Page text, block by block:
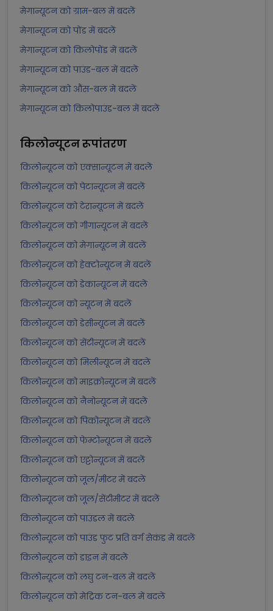
मेगान्यूटन को ग्राम-बल में बदलें
मेगान्यूटन को पोंड में बदलें
मेगान्यूटन को किलोपोंड में बदलें
मेगान्यूटन को पाउंड-बल में बदलें
मेगान्यूटन को औंस-बल में बदलें
मेगान्यूटन को किलोपाउंड-बल में बदलें
किलोन्यूटनरूपांतरण
किलोन्यूटन को एक्सान्यूटन में बदलें
किलोन्यूटन को पेटान्यूटन में बदलें
किलोन्यूटन को टेरान्यूटन में बदलें
किलोन्यूटन को गीगान्यूटन में बदलें
किलोन्यूटन को मेगान्यूटन में बदलें
किलोन्यूटन को हेक्टोन्यूटन में बदलें
किलोन्यूटन को डेकान्यूटन में बदलें
किलोन्यूटन को न्यूटन में बदलें
किलोन्यूटन को डेसीन्यूटन में बदलें
किलोन्यूटन को सेंटीन्यूटन में बदलें
किलोन्यूटन को मिलीन्यूटन में बदलें
किलोन्यूटन को माइक्रोन्यूटन में बदलें
किलोन्यूटन को नैनोन्यूटन में बदलें
किलोन्यूटन को पिकोन्यूटन में बदलें
किलोन्यूटन को फेम्टोन्यूटन में बदलें
किलोन्यूटन को एट्टोन्यूटन में बदलें
किलोन्यूटन को जूल/मीटर में बदलें
किलोन्यूटन को जूल/सेंटीमीटर में बदलें
किलोन्यूटन को पाउंडल में बदलें
किलोन्यूटन को पाउंड फुट प्रति वर्ग सेकंड में बदलें
किलोन्यूटन को डाइन में बदलें
किलोन्यूटन को लघु टन-बल में बदलें
किलोन्यूटन को मेट्रिक टन-बल में बदलें